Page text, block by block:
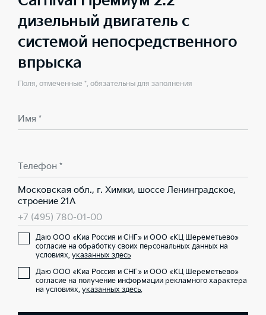
дизельный двигатель с
системой непосредственного
впрыска
Поля, отмеченные *, обязательны для заполнения
Имя *
Телефон *
Московская обл., г. Химки, шоссе Ленинградское,
строение 21А
+7 (495) 780-01-00
Даю ООО «Киа Россия и СНГ» и ООО «КЦ Шереметьево»
согласие на обработку своих персональных данных на
условиях, указанных здесь
Даю ООО «Киа Россия и СНГ» и ООО «КЦ Шереметьево»
согласие на получение информации рекламного характера
на условиях, указанных здесь.